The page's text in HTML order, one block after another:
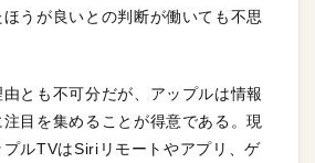
うが良いとの判断が働いても不思
とも不可分だが、アップルは情報
目を集めることが得意である。現
ルTVはSiriリモートやアプリ、ゲ